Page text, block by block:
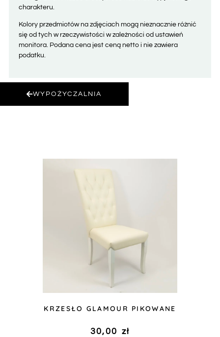
charakteru.
Kolory przedmiotów na zdjęciach mogą nieznacznie różnić
się od tych w rzeczywistości w zależności od ustawień
monitora. Podana cena jest ceną netto i nie zawiera
podatku.
WYPOŻYCZALNIA
KRZESŁO GLAMOUR PIKOWANE
30,00 zł